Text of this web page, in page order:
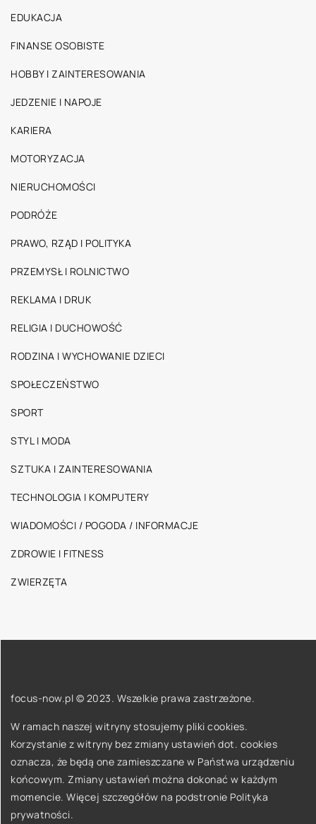
EDUKACJA
FINANSE OSOBISTE
HOBBY I ZAINTERESOWANIA
JEDZENIE I NAPOJE
KARIERA
MOTORYZACJA
NIERUCHOMOŚCI
PODRÓŻE
PRAWO, RZĄD I POLITYKA
PRZEMYSŁ I ROLNICTWO
REKLAMA I DRUK
RELIGIA I DUCHOWOŚĆ
RODZINA I WYCHOWANIE DZIECI
SPOŁECZEŃSTWO
SPORT
STYL I MODA
SZTUKA I ZAINTERESOWANIA
TECHNOLOGIA I KOMPUTERY
WIADOMOŚCI / POGODA / INFORMACJE
ZDROWIE I FITNESS
ZWIERZĘTA
focus-now.pl © 2023. Wszelkie prawa zastrzeżone.
W ramach naszej witryny stosujemy pliki cookies.
Korzystanie z witryny bez zmiany ustawień dot. cookies
oznacza, że będą one zamieszczane w Państwa urządzeniu
końcowym. Zmiany ustawień można dokonać w każdym
momencie. Więcej szczegółów na podstronie Polityka
prywatności.